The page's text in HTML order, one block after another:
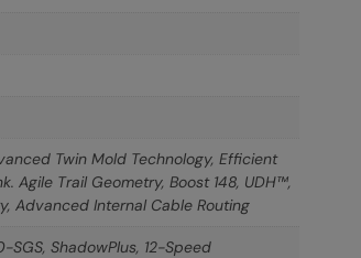
Twin Mold Technology, Efficient
Agile Trail Geometry, Boost 148, UDH™,
Advanced Internal Cable Routing
SGS, ShadowPlus, 12-Speed